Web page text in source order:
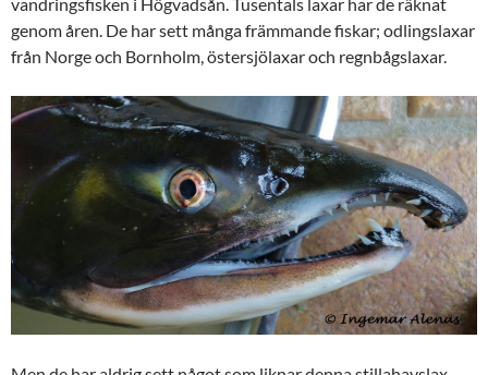
genom åren. De har sett många främmande fiskar; odlingslaxar
från Norge och Bornholm, östersjölaxar och regnbågslaxar.